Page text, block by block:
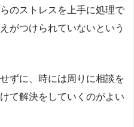
のストレスを上手に処理で
がつけられていないという
ずに、時には周りに相談を
て解決をしていくのがよい